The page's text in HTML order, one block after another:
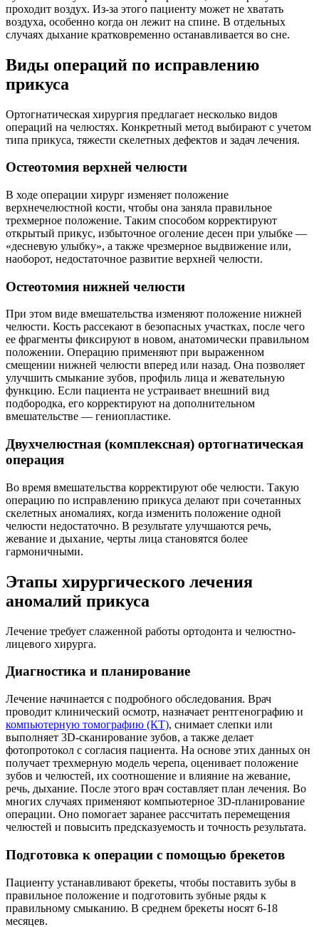
проходит воздух. Из-за этого пациенту может не хватать
воздуха, особенно когда он лежит на спине. В отдельных
случаях дыхание кратковременно останавливается во сне.
Виды операций по исправлению
прикуса
Ортогнатическая хирургия предлагает несколько видов
операций на челюстях. Конкретный метод выбирают с учетом
типа прикуса, тяжести скелетных дефектов и задач лечения.
Остеотомия верхней челюсти
В ходе операции хирург изменяет положение
верхнечелюстной кости, чтобы она заняла правильное
трехмерное положение. Таким способом корректируют
открытый прикус, избыточное оголение десен при улыбке —
«десневую улыбку», а также чрезмерное выдвижение или,
наоборот, недостаточное развитие верхней челюсти.
Остеотомия нижней челюсти
При этом виде вмешательства изменяют положение нижней
челюсти. Кость рассекают в безопасных участках, после чего
ее фрагменты фиксируют в новом, анатомически правильном
положении. Операцию применяют при выраженном
смещении нижней челюсти вперед или назад. Она позволяет
улучшить смыкание зубов, профиль лица и жевательную
функцию. Если пациента не устраивает внешний вид
подбородка, его корректируют на дополнительном
вмешательстве — гениопластике.
Двухчелюстная (комплексная) ортогнатическая
операция
Во время вмешательства корректируют обе челюсти. Такую
операцию по исправлению прикуса делают при сочетанных
скелетных аномалиях, когда изменить положение одной
челюсти недостаточно. В результате улучшаются речь,
жевание и дыхание, черты лица становятся более
гармоничными.
Этапы хирургического лечения
аномалий прикуса
Лечение требует слаженной работы ортодонта и челюстно-
лицевого хирурга.
Диагностика и планирование
Лечение начинается с подробного обследования. Врач
проводит клинический осмотр, назначает рентгенографию и
компьютерную томографию (КТ), снимает слепки или
выполняет 3D-сканирование зубов, а также делает
фотопротокол с согласия пациента. На основе этих данных он
получает трехмерную модель черепа, оценивает положение
зубов и челюстей, их соотношение и влияние на жевание,
речь, дыхание. После этого врач составляет план лечения. Во
многих случаях применяют компьютерное 3D-планирование
операции. Оно помогает заранее рассчитать перемещения
челюстей и повысить предсказуемость и точность результата.
Подготовка к операции с помощью брекетов
Пациенту устанавливают брекеты, чтобы поставить зубы в
правильное положение и подготовить зубные ряды к
правильному смыканию. В среднем брекеты носят 6-18
месяцев.